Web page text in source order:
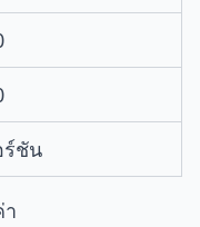
ร์ชัน